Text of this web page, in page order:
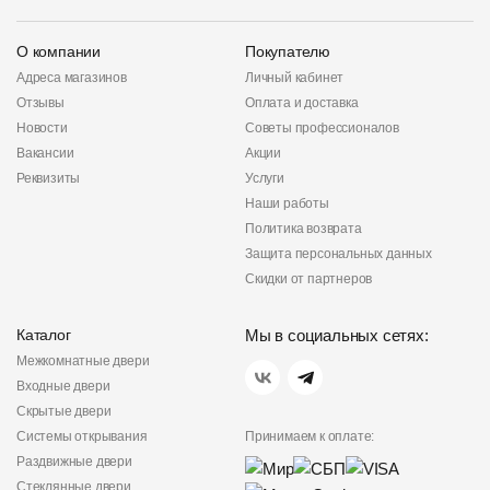
О компании
Адреса магазинов
Отзывы
Новости
Вакансии
Реквизиты
Покупателю
Личный кабинет
Оплата и доставка
Советы профессионалов
Акции
Услуги
Наши работы
Политика возврата
Защита персональных данных
Скидки от партнеров
Каталог
Межкомнатные двери
Входные двери
Скрытые двери
Системы открывания
Раздвижные двери
Мы в социальных сетях:
Принимаем к оплате: